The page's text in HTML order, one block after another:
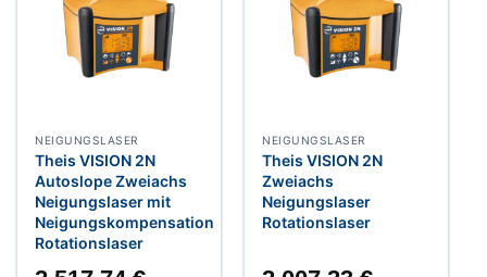
NEIGUNGSLASER
Theis VISION 2N
Autoslope Zweiachs
Neigungslaser mit
Neigungskompensation
Rotationslaser
NEIGUNGSLASER
Theis VISION 2N
Zweiachs
Neigungslaser
Rotationslaser